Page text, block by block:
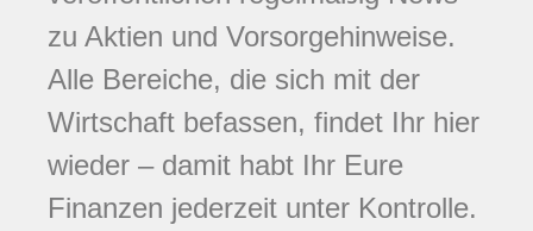
zu Aktien und Vorsorgehinweise.
Alle Bereiche, die sich mit der
Wirtschaft befassen, findet Ihr hier
wieder – damit habt Ihr Eure
Finanzen jederzeit unter Kontrolle.